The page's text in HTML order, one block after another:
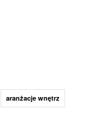
aranżacje wnętrz